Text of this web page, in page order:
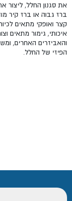
את סגנון החלל, ליצור
ברז גבוה או ברז קיר
קצר ואופקי מתאים
איכותי, גימור מתאים
והאביזרים האחרים,
הפיזי של החלל.